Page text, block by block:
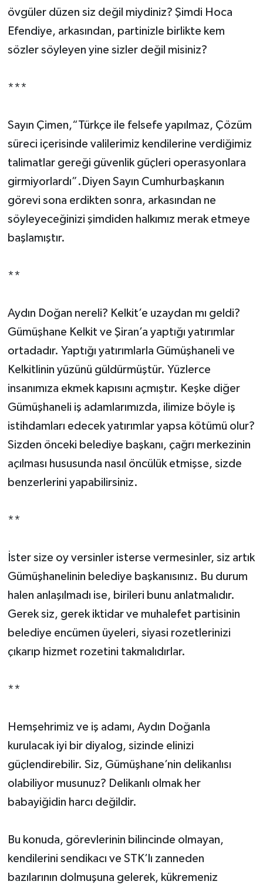
övgüler düzen siz değil miydiniz? Şimdi Hoca
Efendiye, arkasından, partinizle birlikte kem
sözler söyleyen yine sizler değil misiniz?
***
Sayın Çimen,“Türkçe ile felsefe yapılmaz, Çözüm
süreci içerisinde valilerimiz kendilerine verdiğimiz
talimatlar gereği güvenlik güçleri operasyonlara
girmiyorlardı”.Diyen Sayın Cumhurbaşkanın
görevi sona erdikten sonra, arkasından ne
söyleyeceğinizi şimdiden halkımız merak etmeye
başlamıştır.
**
Aydın Doğan nereli? Kelkit’e uzaydan mı geldi?
Gümüşhane Kelkit ve Şiran’a yaptığı yatırımlar
ortadadır. Yaptığı yatırımlarla Gümüşhaneli ve
Kelkitlinin yüzünü güldürmüştür. Yüzlerce
insanımıza ekmek kapısını açmıştır. Keşke diğer
Gümüşhaneli iş adamlarımızda, ilimize böyle iş
istihdamları edecek yatırımlar yapsa kötümü olur?
Sizden önceki belediye başkanı, çağrı merkezinin
açılması hususunda nasıl öncülük etmişse, sizde
benzerlerini yapabilirsiniz.
**
İster size oy versinler isterse vermesinler, siz artık
Gümüşhanelinin belediye başkanısınız. Bu durum
halen anlaşılmadı ise, birileri bunu anlatmalıdır.
Gerek siz, gerek iktidar ve muhalefet partisinin
belediye encümen üyeleri, siyasi rozetlerinizi
çıkarıp hizmet rozetini takmalıdırlar.
**
Hemşehrimiz ve iş adamı, Aydın Doğanla
kurulacak iyi bir diyalog, sizinde elinizi
güçlendirebilir. Siz, Gümüşhane’nin delikanlısı
olabiliyor musunuz? Delikanlı olmak her
babayiğidin harcı değildir.
Bu konuda, görevlerinin bilincinde olmayan,
kendilerini sendikacı ve STK’lı zanneden
bazılarının dolmuşuna gelerek, kükremeniz